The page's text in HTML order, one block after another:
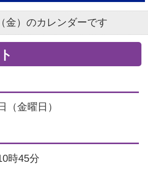
金）のカレンダーです
（金曜日）
時45分